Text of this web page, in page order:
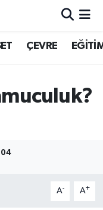
ÇEVRE
A- A+